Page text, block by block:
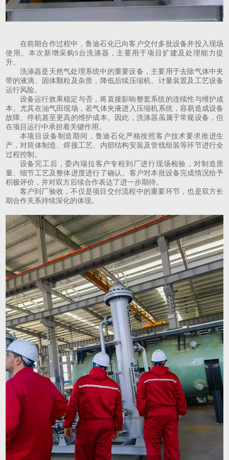
在前期合作过程中，鲁迪石化已向客户交付多批设备并投入现场
使用。本次新增采购 5台洗涤器，主要用于项目扩建及处理能力提
升。
洗涤器是天然气处理系统中的重要设备，主要用于去除气体中夹
带的液滴、固体颗粒及杂质，降低后续压缩机、计量装置及工艺设备
运行风险。
设备运行效果稳定与否，将直接影响整套系统的连续性与维护成
本。尤其在油气田现场，若气体夹液进入压缩机系统，容易造成设备
故障、停机甚至更高的维护成本。因此，洗涤器虽属于常规设备，但
在项目运行中承担着关键作用。
本项目设备制造期间，鲁迪石化严格按照客户技术要求推进生
产，对筒体制造、焊接工艺、内部结构安装及管线组装等环节进行全
过程控制。
设备完工后，委内瑞拉客户专程到厂进行现场检验，对制造质
量、细节工艺及整体进度进行了确认。客户对本批设备完成情况给予
积极评价，并对双方后续合作表达了进一步期待。
客户到厂验收，不仅是项目交付流程中的重要环节，也是双方长
期合作关系持续深化的体现。